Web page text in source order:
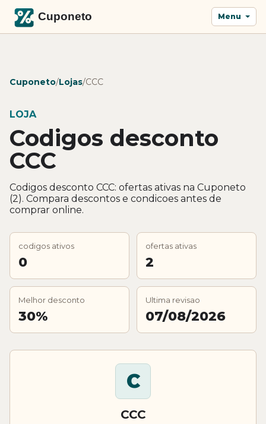
Menu
Cuponeto/Lojas/CCC
LOJA
Codigos desconto
CCC
Codigos desconto CCC: ofertas ativas na Cuponeto
(2). Compara descontos e condicoes antes de
comprar online.
codigos ativos
0
ofertas ativas
2
Melhor desconto
30%
Ultima revisao
07/08/2026
C
CCC